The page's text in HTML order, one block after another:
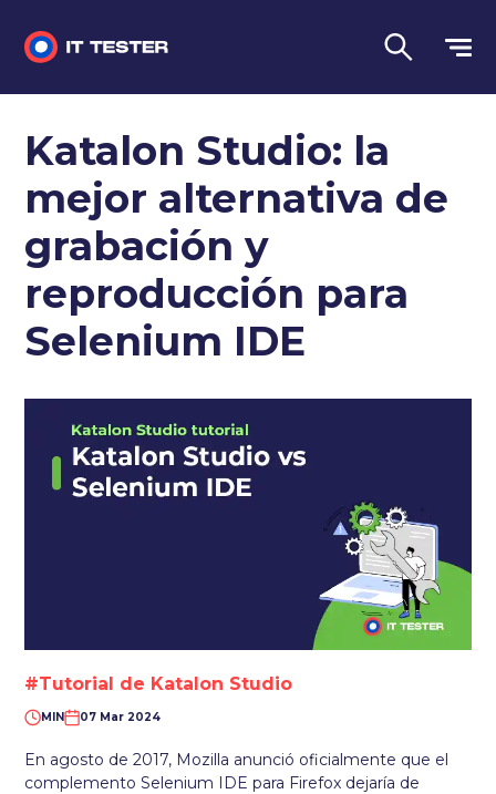
Preguntas de la entrevista
Pruebas de rendimiento
Pruebas manuales
Katalon Studio: la
mejor alternativa de
grabación y
reproducción para
Selenium IDE
#Tutorial de Katalon Studio
MIN 07 Mar 2024
En agosto de 2017, Mozilla anunció oficialmente que el
complemento Selenium IDE para Firefox dejaría de